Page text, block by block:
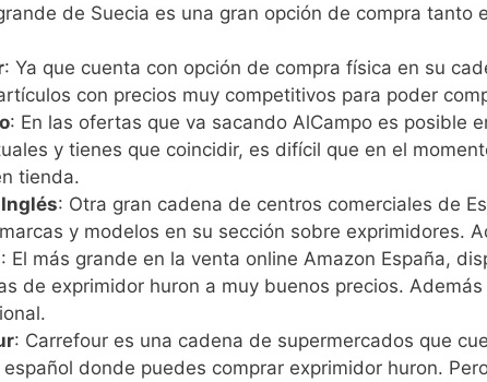
de Suecia es una gran opción de compra
: Ya que cuenta con opción de compra física en su
con precios muy competitivos para poder
: En las ofertas que va sacando AlCampo es posible
y tienes que coincidir, es difícil que en el
tienda.
: Otra gran cadena de centros comerciales de
y modelos en su sección sobre exprimidores.
: El más grande en la venta online Amazon España,
de exprimidor huron a muy buenos precios.
: Carrefour es una cadena de supermercados que
donde puedes comprar exprimidor huron.